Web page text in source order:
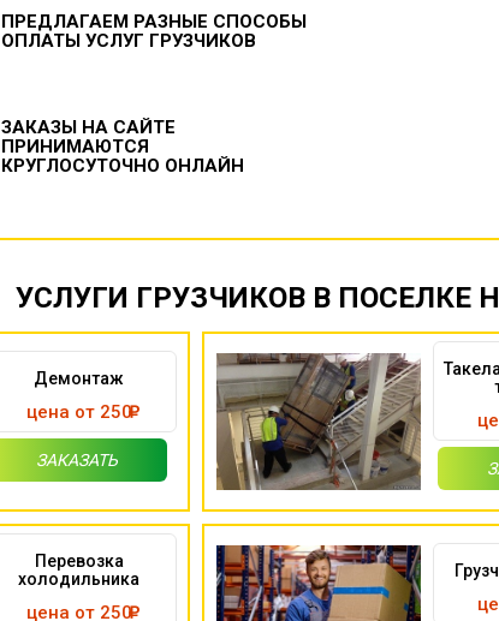
ПРЕДЛАГАЕМ РАЗНЫЕ СПОСОБЫ
ОПЛАТЫ УСЛУГ ГРУЗЧИКОВ
ЗАКАЗЫ НА САЙТЕ
ПРИНИМАЮТСЯ
КРУГЛОСУТОЧНО ОНЛАЙН
УСЛУГИ ГРУЗЧИКОВ В ПОСЕЛКЕ
Демонтаж
цена от 250
ЗАКАЗАТЬ
Перевозка
холодильника
цена от 250